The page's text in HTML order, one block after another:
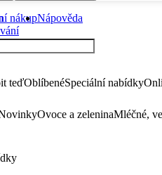
nákupNápověda
teďOblíbenéSpeciální nabídky
Ovoce a zeleninaMléčné,